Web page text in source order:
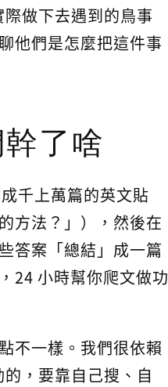
做下去遇到的鳥事
他們是怎麼把這件事
了啥
千上萬篇的英文貼
方法？」），然後在
答案「總結」成一篇
24 小時幫你爬文做功
不一樣。我們很依賴
，要靠自己搜、自